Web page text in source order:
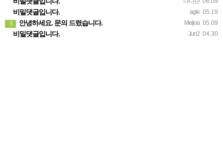
agle 05.19
비밀댓글입니다.
Meljoa 05.09
5 안녕하세요. 문의 드렸습니다.
Jun2 04.30
비밀댓글입니다.